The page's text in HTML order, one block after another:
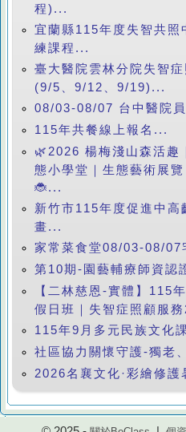
程)...
宜蘭縣115年度失智共照
練課程...
臺大醫院雲林分院失智
(9/5、9/12、9/19)...
08/03-08/07 台中醫院
115年共餐線上報名...
🌿2026 楊梅淺山森活趣
態小學堂｜生態藝術展
🐞...
新竹市115年度促進中高
畫...
家常菜食堂08/03-08/07
第10期-園藝輔療師資認
【二林慈恩-實體】115
假日班｜失智症照顧服
115年9月多元民族文化
社區協力關懷守護-獨老
2026名襄文化·彩繪修